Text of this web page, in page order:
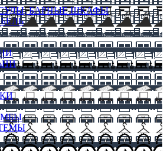
БАРНЫЕ ШКАФЫ